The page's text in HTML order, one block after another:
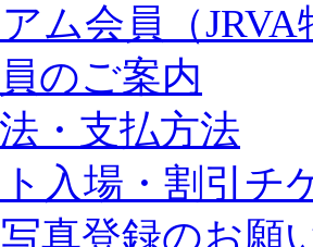
ム会員（
のご案内
・支払方法
入場・割引チ
真登録のお願